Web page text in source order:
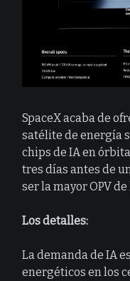
SpaceX acaba de
satélite de energía
chips de IA en
tres días antes de
ser la mayor OPV
Los detalles:
La demanda de IA
energéticos en los